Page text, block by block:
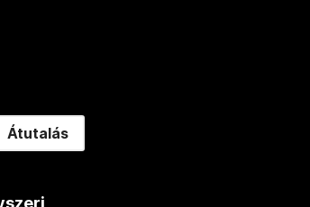
Átutalás